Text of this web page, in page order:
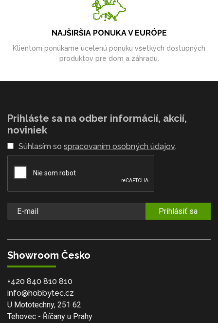
NAJŠIRŠIA PONUKA V EURÓPE
Klientom ponúkame ucelenú ponuku všetkých dostupných
produktov pre dom a záhradu.
Prihláste sa na odber informácií, akcií,
noviniek
Súhlasím so spracovaním osobných údajov.
Prihlásiť sa
Showroom Česko
+420 840 810 810
info@hobbytec.cz
U Mototechny, 251 62
Tehovec - Říčany u Prahy